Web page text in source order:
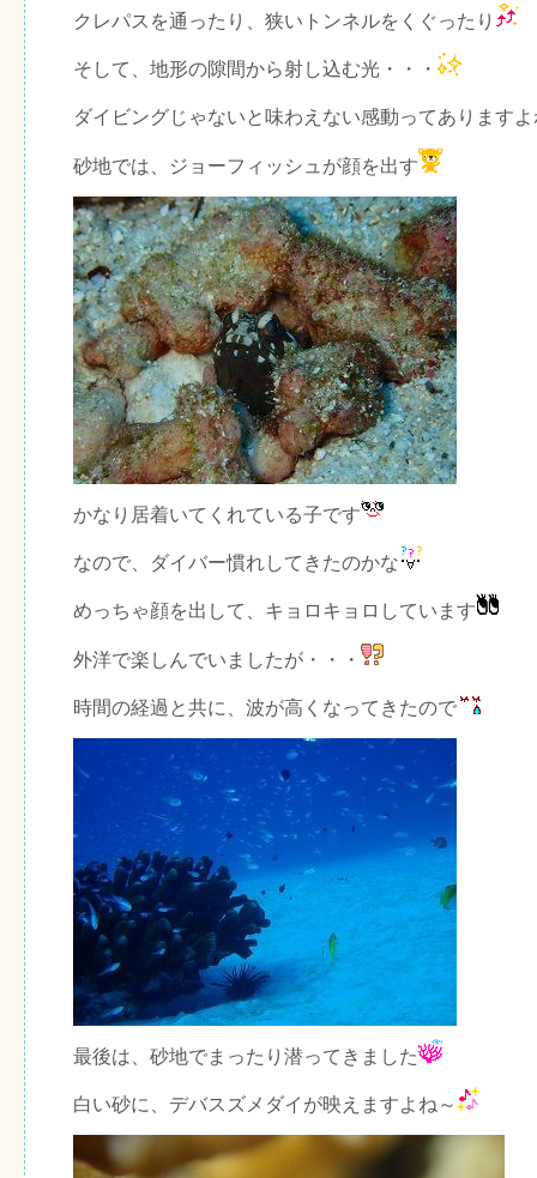
クレパスを通ったり、狭いトンネルをくぐったり
そして、地形の隙間から射し込む光・・・
ダイビングじゃないと味わえない感動ってありますよ
砂地では、ジョーフィッシュが顔を出す
かなり居着いてくれている子です
なので、ダイバー慣れしてきたのかな
めっちゃ顔を出して、キョロキョロしています
外洋で楽しんでいましたが・・・
時間の経過と共に、波が高くなってきたので
最後は、砂地でまったり潜ってきました
白い砂に、デバスズメダイが映えますよね～